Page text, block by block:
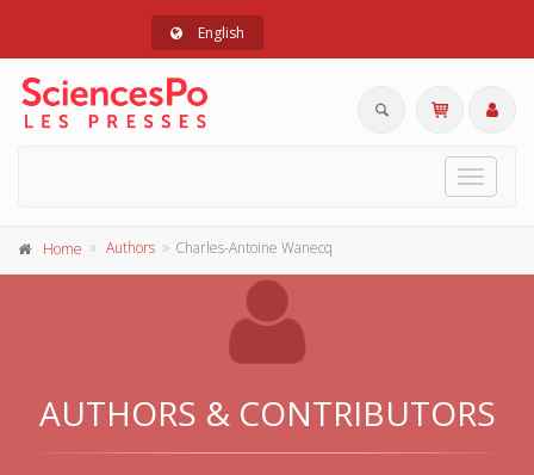
English
Toggle
Home Authors Charles-Antoine Wanecq
AUTHORS & CONTRIBUTORS